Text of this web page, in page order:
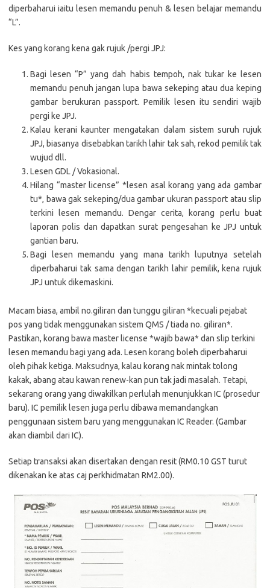
diperbaharui iaitu lesen memandu penuh & lesen belajar memandu
“L”.
Kes yang korang kena gak rujuk /pergi JPJ:
Bagi lesen “P” yang dah habis tempoh, nak tukar ke lesen
memandu penuh jangan lupa bawa sekeping atau dua keping
gambar berukuran passport. Pemilik lesen itu sendiri wajib
pergi ke JPJ.
Kalau kerani kaunter mengatakan dalam sistem suruh rujuk
JPJ, biasanya disebabkan tarikh lahir tak sah, rekod pemilik tak
wujud dll.
Lesen GDL / Vokasional.
Hilang “master license” *lesen asal korang yang ada gambar
tu*, bawa gak sekeping/dua gambar ukuran passport atau slip
terkini lesen memandu. Dengar cerita, korang perlu buat
laporan polis dan dapatkan surat pengesahan ke JPJ untuk
gantian baru.
Bagi lesen memandu yang mana tarikh luputnya setelah
diperbaharui tak sama dengan tarikh lahir pemilik, kena rujuk
JPJ untuk dikemaskini.
Macam biasa, ambil no.giliran dan tunggu giliran *kecuali pejabat
pos yang tidak menggunakan sistem QMS / tiada no. giliran*.
Pastikan, korang bawa master license *wajib bawa* dan slip terkini
lesen memandu bagi yang ada. Lesen korang boleh diperbaharui
oleh pihak ketiga. Maksudnya, kalau korang nak mintak tolong
kakak, abang atau kawan renew-kan pun tak jadi masalah. Tetapi,
sekarang orang yang diwakilkan perlulah menunjukkan IC (prosedur
baru). IC pemilik lesen juga perlu dibawa memandangkan
penggunaan sistem baru yang menggunakan IC Reader. (Gambar
akan diambil dari IC).
Setiap transaksi akan disertakan dengan resit (RM0.10 GST turut
dikenakan ke atas caj perkhidmatan RM2.00).